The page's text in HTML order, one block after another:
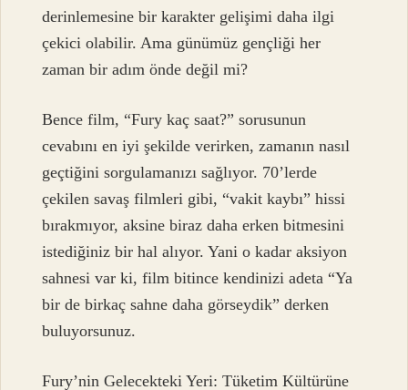
derinlemesine bir karakter gelişimi daha ilgi
çekici olabilir. Ama günümüz gençliği her
zaman bir adım önde değil mi?
Bence film, “Fury kaç saat?” sorusunun
cevabını en iyi şekilde verirken, zamanın nasıl
geçtiğini sorgulamanızı sağlıyor. 70’lerde
çekilen savaş filmleri gibi, “vakit kaybı” hissi
bırakmıyor, aksine biraz daha erken bitmesini
istediğiniz bir hal alıyor. Yani o kadar aksiyon
sahnesi var ki, film bitince kendinizi adeta “Ya
bir de birkaç sahne daha görseydik” derken
buluyorsunuz.
Fury’nin Gelecekteki Yeri: Tüketim Kültürüne